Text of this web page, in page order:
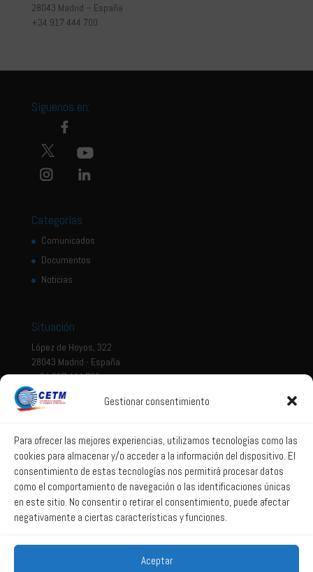
Gestionar consentimiento
Para ofrecer las mejores experiencias, utilizamos tecnologías como las
cookies para almacenar y/o acceder a la información del dispositivo. El
consentimiento de estas tecnologías nos permitirá procesar datos
como el comportamiento de navegación o las identificaciones únicas
en este sitio. No consentir o retirar el consentimiento, puede afectar
negativamente a ciertas características y funciones.
Aceptar
28043 Madrid – España
+34 917 444 700
Síguenos en:
Categorías
Comunicados
Documentos
Noticias
Situación
López de Hoyos, 322
28043 Madrid - España
+ 34 917 444 700
Aviso legal
Política de privacidad
Política de Sistema Interno de Información
Política de Cookies
Correo web